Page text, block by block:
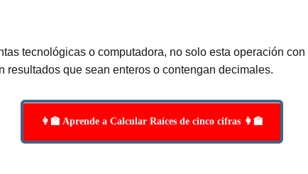
tecnológicas o computadora, no solo esta operación con
que sean enteros o contengan decimales.
👩‍🏫 Aprende a Calcular Raíces de cinco cifras 👩‍🏫